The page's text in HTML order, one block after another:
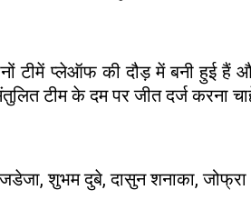
टीमें प्लेऑफ की दौड़ में बनी हुई
टीम के दम पर जीत दर्ज करना
शुभम दुबे, दासुन शनाका,